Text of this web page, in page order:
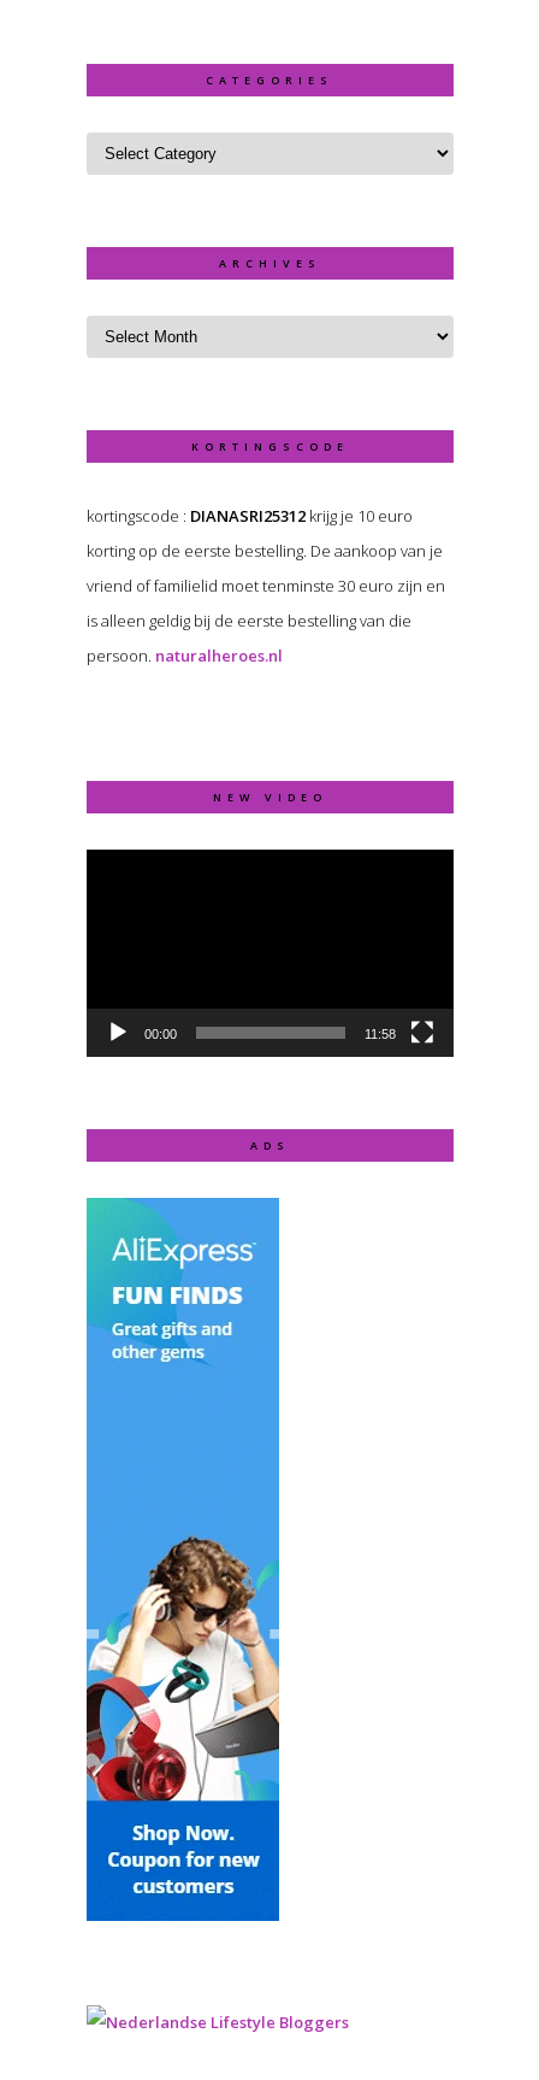
CATEGORIES
ARCHIVES
KORTINGSCODE
kortingscode : DIANASRI25312krijg je 10 euro
korting op de eerste bestelling. De aankoop van je
vriend of familielid moet tenminste 30 euro zijn en
is alleen geldig bij de eerste bestelling van die
persoon. naturalheroes.nl
NEW VIDEO
Video
00:00 11:58
ADS